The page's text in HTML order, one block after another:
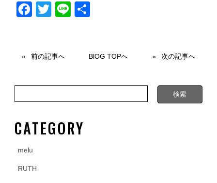
F
e
o
o
k
T
er
Li
前の記事へ BlOG TOPへ 次の記事へ
CATEGORY
melu
RUTH